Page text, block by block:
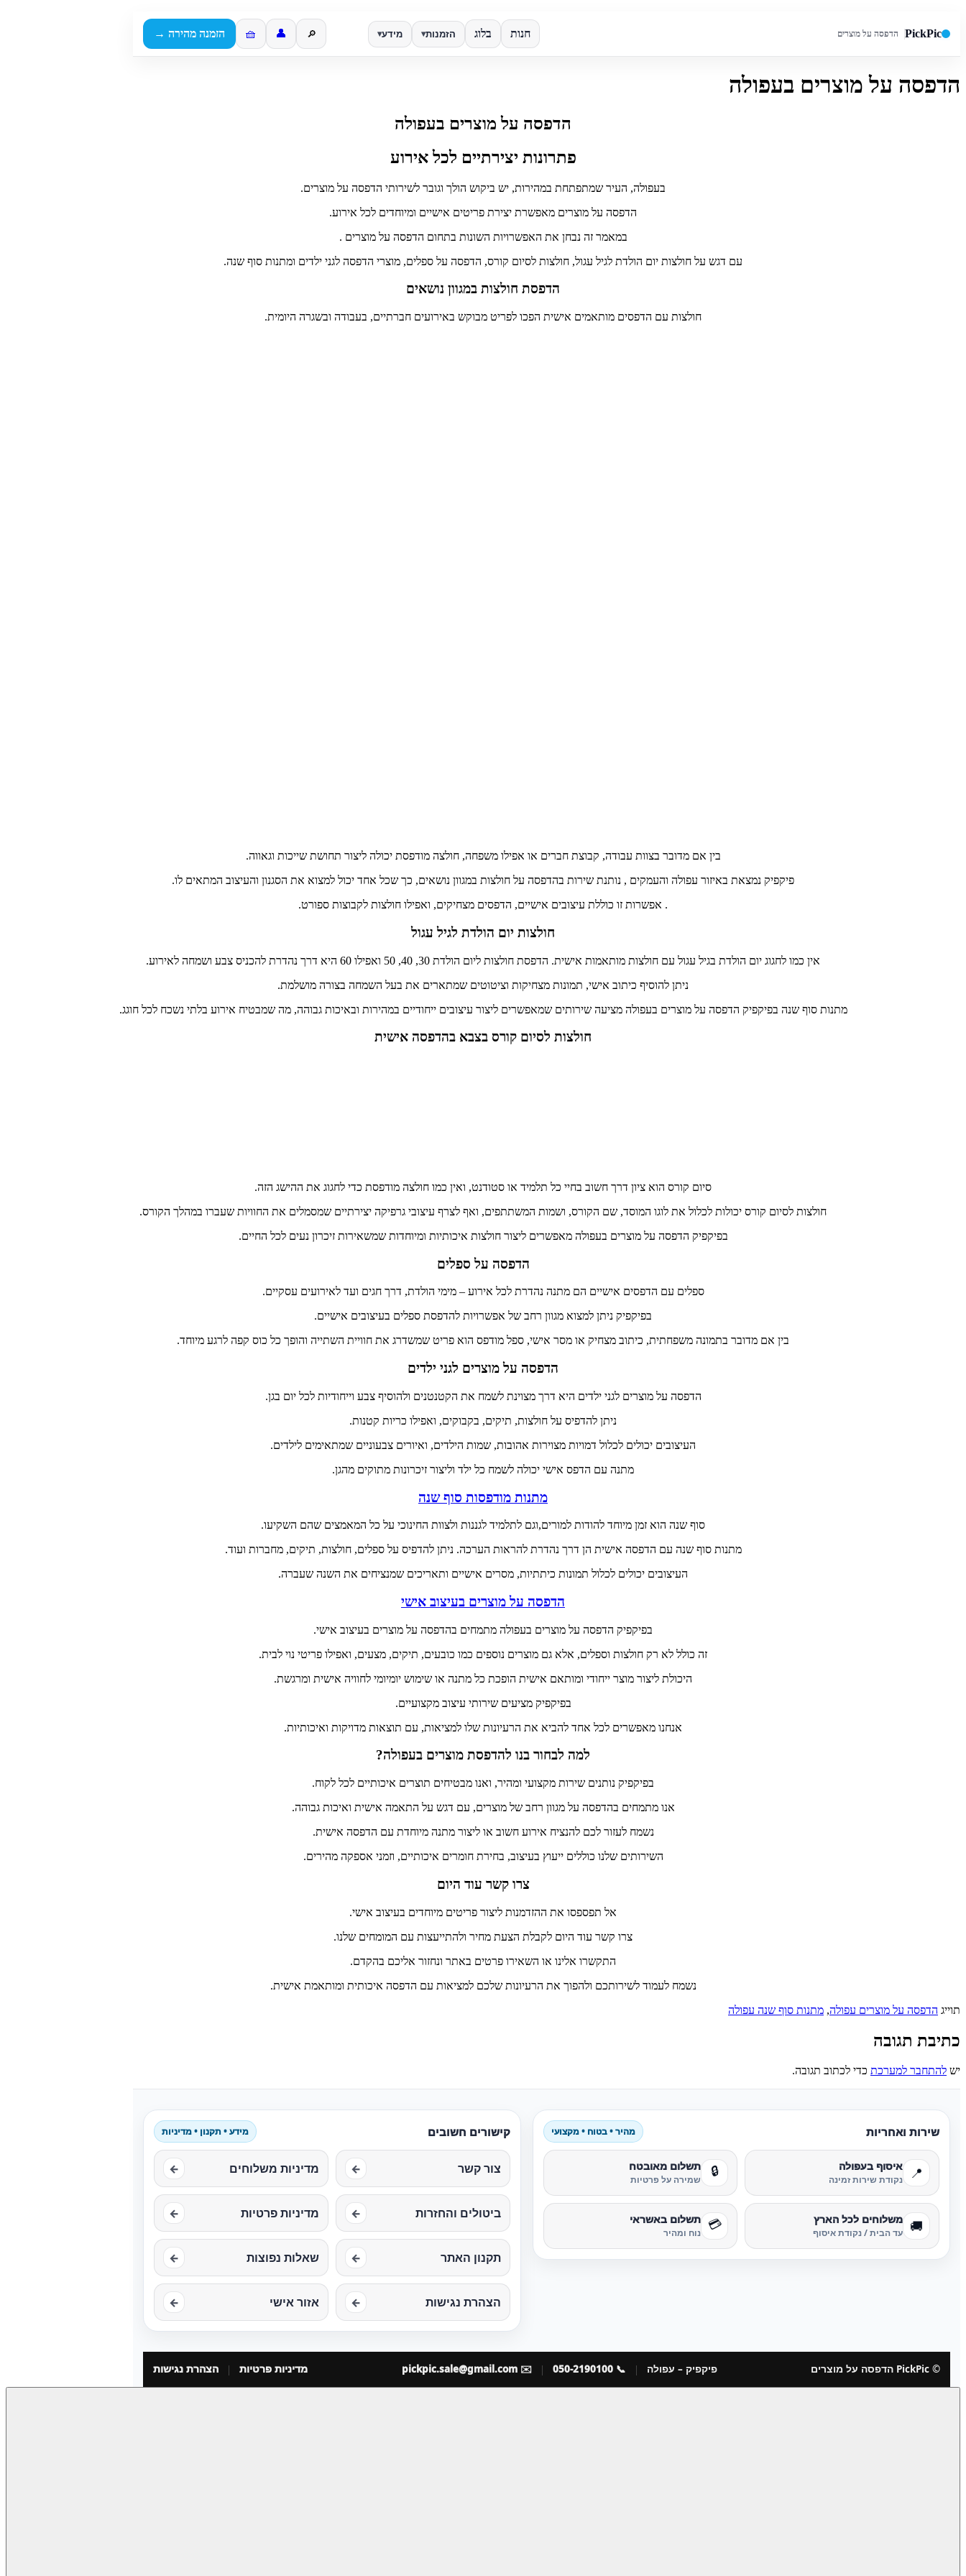
PickPic הדפסה על מוצרים חנות בלוג הזמנות▾ מידע▾
🔎
👤
🧺 הזמנה מהירה →
חיפוש באתר
חפש
הדפסה על מוצרים בעפולה
הדפסה על מוצרים בעפולה
פתרונות יצירתיים לכל אירוע
בעפולה, העיר שמתפתחת במהירות, יש ביקוש הולך וגובר לשירותי הדפסה על מוצרים.
הדפסה על מוצרים מאפשרת יצירת פריטים אישיים ומיוחדים לכל אירוע.
במאמר זה נבחן את האפשרויות השונות בתחום הדפסה על מוצרים .
עם דגש על חולצות יום הולדת לגיל עגול, חולצות לסיום קורס, הדפסה על ספלים, מוצרי הדפסה לגני ילדים ומתנות סוף שנה.
הדפסת חולצות במגוון נושאים
חולצות עם הדפסים מותאמים אישית הפכו לפריט מבוקש באירועים חברתיים, בעבודה ובשגרה היומית.
בין אם מדובר בצוות עבודה, קבוצת חברים או אפילו משפחה, חולצה מודפסת יכולה ליצור תחושת שייכות וגאווה.
פיקפיק נמצאת באיזור עפולה והעמקים , נותנת שירות בהדפסה על חולצות במגוון נושאים, כך שכל אחד יכול למצוא את הסגנון והעיצוב המתאים לו.
. אפשרות זו כוללת עיצובים אישיים, הדפסים מצחיקים, ואפילו חולצות לקבוצות ספורט.
חולצות יום הולדת לגיל עגול
אין כמו לחגוג יום הולדת בגיל עגול עם חולצות מותאמות אישית. הדפסת חולצות ליום הולדת 30, 40, 50 ואפילו 60 היא דרך נהדרת להכניס צבע ושמחה לאירוע.
ניתן להוסיף כיתוב אישי, תמונות מצחיקות וציטוטים שמתארים את בעל השמחה בצורה מושלמת.
מתנות סוף שנה בפיקפיק הדפסה על מוצרים בעפולה מציעה שירותים שמאפשרים ליצור עיצובים ייחודיים במהירות ובאיכות גבוהה, מה שמבטיח אירוע בלתי נשכח לכל חוגג.
חולצות לסיום קורס בצבא בהדפסה אישית
סיום קורס הוא ציון דרך חשוב בחיי כל תלמיד או סטודנט, ואין כמו חולצה מודפסת כדי לחגוג את ההישג הזה.
חולצות לסיום קורס יכולות לכלול את לוגו המוסד, שם הקורס, ושמות המשתתפים, ואף לצרף עיצובי גרפיקה יצירתיים שמסמלים את החוויות שעברו במהלך הקורס.
בפיקפיק הדפסה על מוצרים בעפולה מאפשרים ליצור חולצות איכותיות ומיוחדות שמשאירות זיכרון נעים לכל החיים.
הדפסה על ספלים
ספלים עם הדפסים אישיים הם מתנה נהדרת לכל אירוע – מימי הולדת, דרך חגים ועד לאירועים עסקיים.
בפיקפיק ניתן למצוא מגוון רחב של אפשרויות להדפסת ספלים בעיצובים אישיים.
בין אם מדובר בתמונה משפחתית, כיתוב מצחיק או מסר אישי, ספל מודפס הוא פריט שמשדרג את חוויית השתייה והופך כל כוס קפה לרגע מיוחד.
הדפסה על מוצרים לגני ילדים
הדפסה על מוצרים לגני ילדים היא דרך מצוינת לשמח את הקטנטנים ולהוסיף צבע וייחודיות לכל יום בגן.
ניתן להדפיס על חולצות, תיקים, בקבוקים, ואפילו כריות קטנות.
העיצובים יכולים לכלול דמויות מצוירות אהובות, שמות הילדים, ואיורים צבעוניים שמתאימים לילדים.
מתנה עם הדפס אישי יכולה לשמח כל ילד וליצור זיכרונות מתוקים מהגן.
מתנות מודפסות סוף שנה
סוף שנה הוא זמן מיוחד להודות למורים,וגם לתלמיד לגננות ולצוות החינוכי על כל המאמצים שהם השקיעו.
מתנות סוף שנה עם הדפסה אישית הן דרך נהדרת להראות הערכה. ניתן להדפיס על ספלים, חולצות, תיקים, מחברות ועוד.
העיצובים יכולים לכלול תמונות כיתתיות, מסרים אישיים ותאריכים שמנציחים את השנה שעברה.
הדפסה על מוצרים בעיצוב אישי
בפיקפיק הדפסה על מוצרים בעפולה מתמחים בהדפסה על מוצרים בעיצוב אישי.
זה כולל לא רק חולצות וספלים, אלא גם מוצרים נוספים כמו כובעים, תיקים, מצעים, ואפילו פריטי נוי לבית.
היכולת ליצור מוצר ייחודי ומותאם אישית הופכת כל מתנה או שימוש יומיומי לחוויה אישית ומרגשת.
בפיקפיק מציעים שירותי עיצוב מקצועיים.
אנחנו מאפשרים לכל אחד להביא את הרעיונות שלו למציאות, עם תוצאות מדויקות ואיכותיות.
למה לבחור בנו להדפסת מוצרים בעפולה?
בפיקפיק נותנים שירות מקצועי ומהיר, ואנו מבטיחים תוצרים איכותיים לכל לקוח.
אנו מתמחים בהדפסה על מגוון רחב של מוצרים, עם דגש על התאמה אישית ואיכות גבוהה.
נשמח לעזור לכם להנציח אירוע חשוב או ליצור מתנה מיוחדת עם הדפסה אישית.
השירותים שלנו כוללים ייעוץ בעיצוב, בחירת חומרים איכותיים, וזמני אספקה מהירים.
צרו קשר עוד היום
אל תפספסו את ההזדמנות ליצור פריטים מיוחדים בעיצוב אישי.
צרו קשר עוד היום לקבלת הצעת מחיר ולהתייעצות עם המומחים שלנו.
התקשרו אלינו או השאירו פרטים באתר ונחזור אליכם בהקדם.
נשמח לעמוד לשירותכם ולהפוך את הרעיונות שלכם למציאות עם הדפסה איכותית ומותאמת אישית.
תוייג הדפסה על מוצרים עפולה, מתנות סוף שנה עפולה
כתיבת תגובה
יש להתחבר למערכת כדי לכתוב תגובה.
שירות ואחריות מהיר • בטוח • מקצועי
📍 איסוף בעפולה
נקודת שירות זמינה 🔒 תשלום מאובטח
שמירה על פרטיות
🚚 משלוחים לכל הארץ
עד הבית / נקודת איסוף 💳 תשלום באשראי
נוח ומהיר
קישורים חשובים מידע • תקנון • מדיניות
צור קשר ← מדיניות משלוחים ←
ביטולים והחזרות ← מדיניות פרטיות ←
תקנון האתר ← שאלות נפוצות ←
הצהרת נגישות ← אזור אישי ←
© PickPic הדפסה על מוצרים פיקפיק – עפולה 📞 050-2190100
✉️
pickpic.sale@gmail.com מדיניות פרטיות הצהרת נגישות